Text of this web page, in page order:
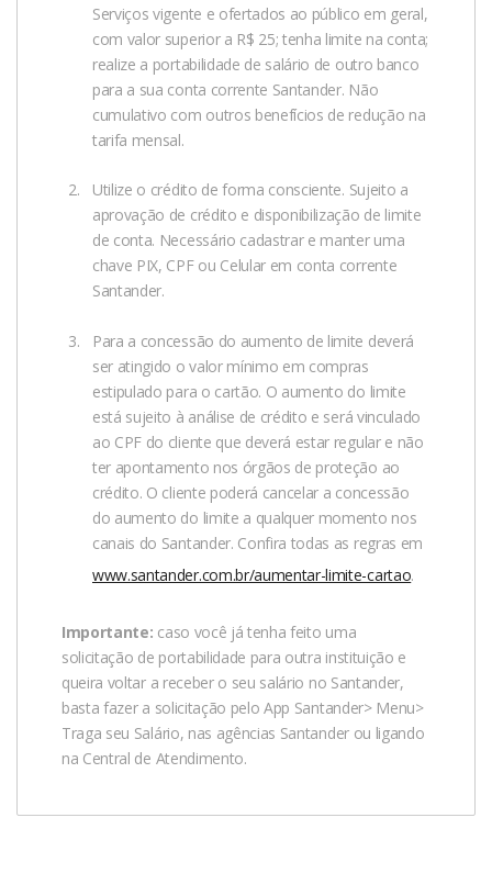
sua solicitação. Fique atento ao prazo e à data de
pagamento do seu salário.
Serviços vigente e ofertados ao público em geral,
com valor superior a R$ 25; tenha limite na conta;
realize a portabilidade de salário de outro banco
para a sua conta corrente Santander. Não
cumulativo com outros benefícios de redução na
tarifa mensal.
Utilize o crédito de forma consciente. Sujeito a
aprovação de crédito e disponibilização de limite
de conta. Necessário cadastrar e manter uma
chave PIX, CPF ou Celular em conta corrente
Santander.
Para a concessão do aumento de limite deverá
ser atingido o valor mínimo em compras
estipulado para o cartão. O aumento do limite
está sujeito à análise de crédito e será vinculado
ao CPF do cliente que deverá estar regular e não
ter apontamento nos órgãos de proteção ao
crédito. O cliente poderá cancelar a concessão
do aumento do limite a qualquer momento nos
canais do Santander. Confira todas as regras em
www.santander.com.br/aumentar-limite-cartao.
Importante: caso você já tenha feito uma
solicitação de portabilidade para outra instituição e
queira voltar a receber o seu salário no Santander,
basta fazer a solicitação pelo App Santander> Menu>
Traga seu Salário, nas agências Santander ou ligando
na Central de Atendimento.